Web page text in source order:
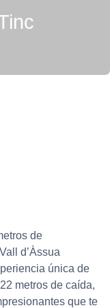
de
d’Àssua
única de
metros de caída,
que te